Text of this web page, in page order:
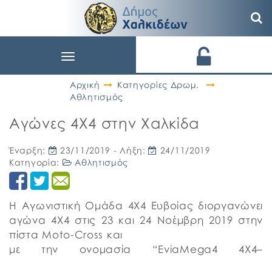
Toggle
Αρχική
Κατηγορίες Δρωμ.
Αθλητισμός
Αγώνες 4Χ4 στην Χαλκίδα
Έναρξη: 23/11/2019 - Λήξη:
24/11/2019
Κατηγορία:
Αθλητισμός
Η Αγωνιστική Ομάδα 4Χ4 Ευβοίας διοργανώνει
αγώνα 4Χ4 στις 23 και 24 Νοέμβρη 2019 στην
πίστα Moto-Cross και
με την ονομασία “EviaMega4 4Χ4–